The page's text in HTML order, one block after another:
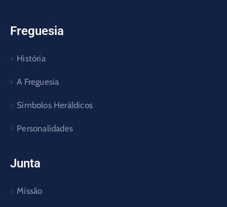
Freguesia
História
A Freguesia
Símbolos Heráldicos
Personalidades
Junta
Missão